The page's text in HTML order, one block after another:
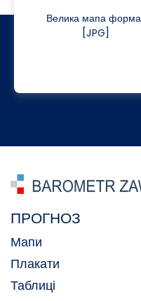
Велика мапа
[JPG]
ПРОГНОЗ
Мапи
Плакати
Таблиці